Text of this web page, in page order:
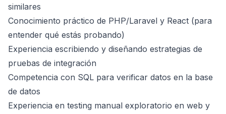
similares
Conocimiento práctico de PHP/Laravel y React (para
entender qué estás probando)
Experiencia escribiendo y diseñando estrategias de
pruebas de integración
Competencia con SQL para verificar datos en la base
de datos
Experiencia en testing manual exploratorio en web y